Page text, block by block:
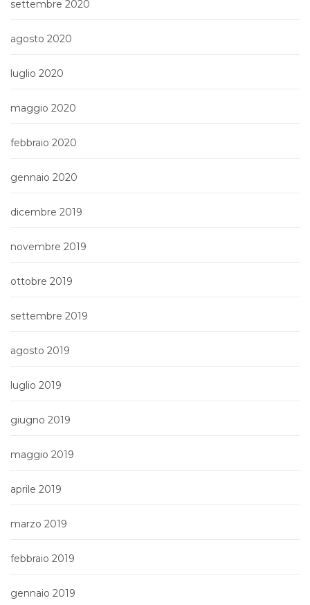
settembre 2020
agosto 2020
luglio 2020
maggio 2020
febbraio 2020
gennaio 2020
dicembre 2019
novembre 2019
ottobre 2019
settembre 2019
agosto 2019
luglio 2019
giugno 2019
maggio 2019
aprile 2019
marzo 2019
febbraio 2019
gennaio 2019